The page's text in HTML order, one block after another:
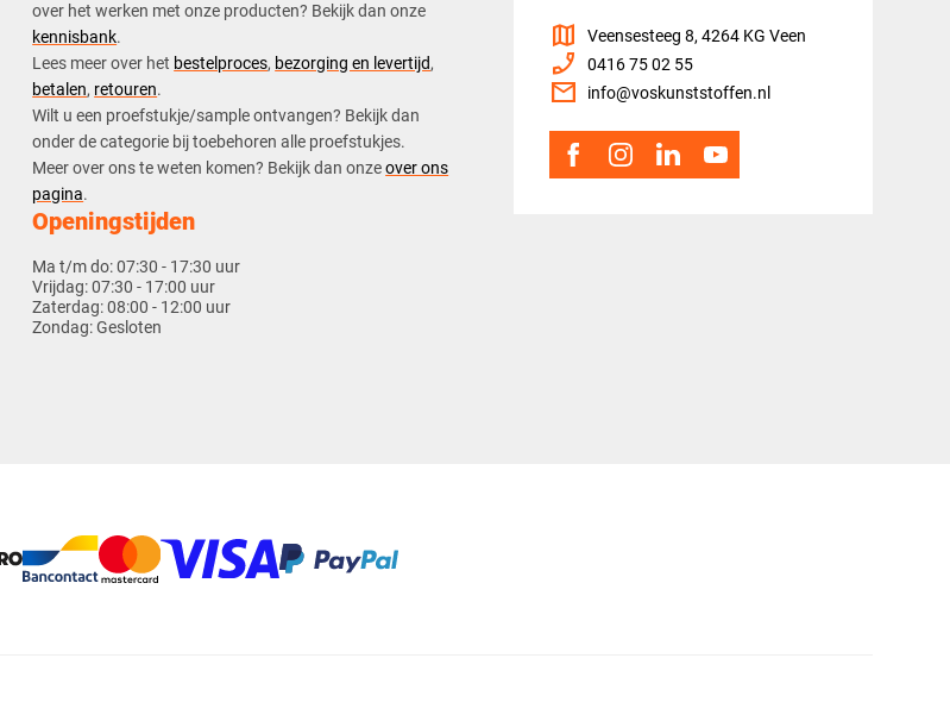
over het werken met onze producten? Bekijk dan onze
kennisbank.
​Lees meer over het bestelproces, bezorging en levertijd,
betalen, retouren.​
​Wilt u een proefstukje/sample ontvangen? Bekijk dan
onder de categorie bij toebehoren alle proefstukjes.
​​Meer over ons te weten komen? Bekijk dan onzeover ons
pagina.
Openingstijden
Ma t/m do:07:30 - 17:30 uur
Vrijdag:07:30 - 17:00 uur
Zaterdag:08:00 - 12:00 uur
Zondag:Gesloten
map Veensesteeg 8, 4264 KG Veen
phone_enabled 0416 75 02 55
mail info@voskunststoffen.nl